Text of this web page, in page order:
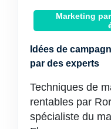
Marketing
Idées de
par des experts
Techniques de
rentables par
spécialiste du